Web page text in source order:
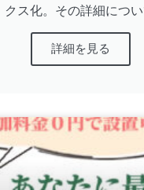
クス化。その詳細につ
詳細を見る